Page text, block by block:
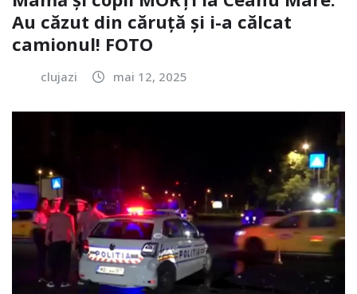
Au căzut din căruță și i-a călcat
camionul! FOTO
clujazi mai 12, 2025